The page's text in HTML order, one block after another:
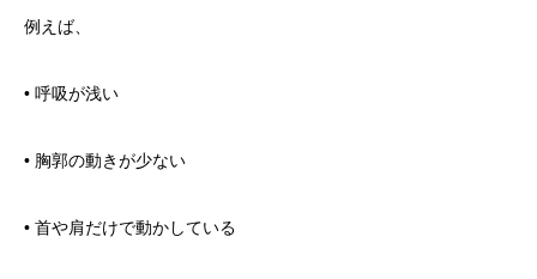
例えば、
• 呼吸が浅い
• 胸郭の動きが少ない
• 首や肩だけで動かしている